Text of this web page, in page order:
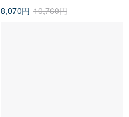
8,070円 10,760円